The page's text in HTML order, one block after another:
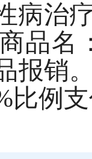
病治
品名
报销
比例